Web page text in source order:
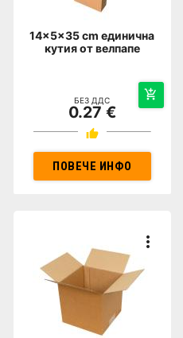
14x5x35 cm единична
кутия от велпапе
БЕЗ ДДС
0.27 €
ПОВЕЧЕ ИНФО